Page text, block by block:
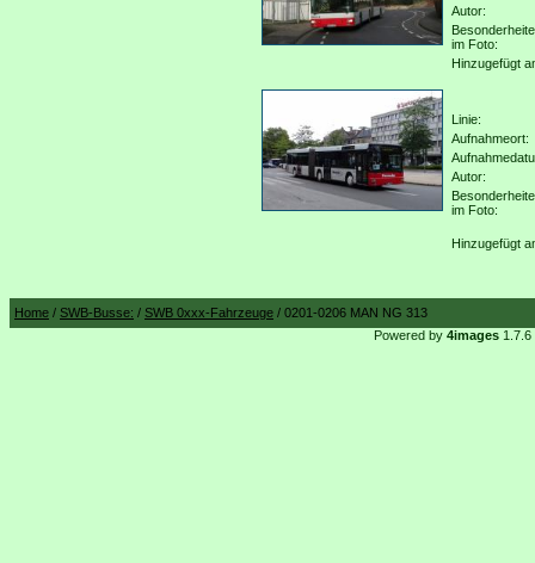
Autor:
im Foto:
Hinzugefügt
Linie:
Aufnahmeort:
Autor:
im Foto:
Hinzugefügt
Home / SWB-Busse: / SWB 0xxx-Fahrzeuge / 0201-0206 MAN NG 313
Powered by 4images1.7.6